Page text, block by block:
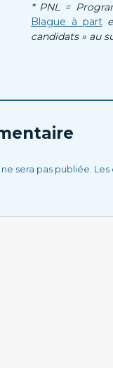
* PNL =
Blague à part
candidats » au
sera pas publiée.